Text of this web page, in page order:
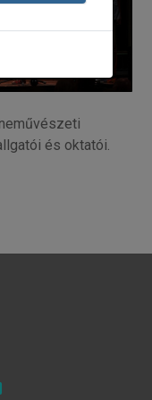
és oktatói.